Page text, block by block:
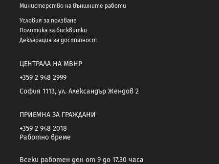
Министерство на външните работи
Условия за ползване
Политика за бисквитки
Декларация за достъпност
ЦЕНТРАЛА НА МВНР
+359 2 948 2999
София 1113, ул. Александър Жендов 2
ПРИЕМНА ЗА ГРАЖДАНИ
+359 2 948 2018
Работно време
Всеки работен ден от 9 до 17.30 часа